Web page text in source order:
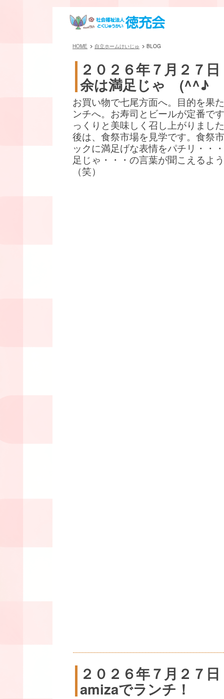
HOME 自立ホームけいじゅ BLOG
２０２６年７月２７日
余は満足じゃ (^^♪
お買い物で七尾方面へ。目的を果
ンチへ。お寿司とビールが定番で
っくりと美味しく召し上がりまし
後は、食祭市場を見学です。食祭
ックに満足げな表情をパチリ・・
足じゃ・・・の言葉が聞こえる
（笑）
２０２６年７月２７日
amizaでランチ！